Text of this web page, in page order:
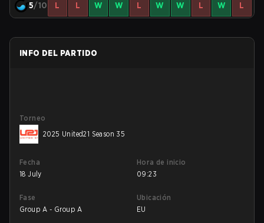
5/10 L L W W L W W L W L
INFO DEL PARTIDO
Torneo
2025 United21 Season 35
Fecha
18 July
Hora de inicio
09:23
Fase
Group A - Group A
Ubicación
EU